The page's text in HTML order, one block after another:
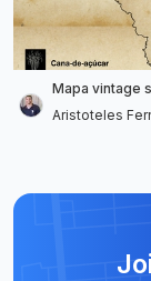
Mapa vintage
Aristoteles